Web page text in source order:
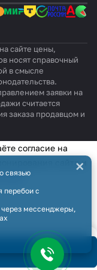
сайте цены,
носят справочный
в смысле
заявки на
считается
заказа продавцом и
связью
перебои с
мессенджеры,
×
согласие на
сайта и